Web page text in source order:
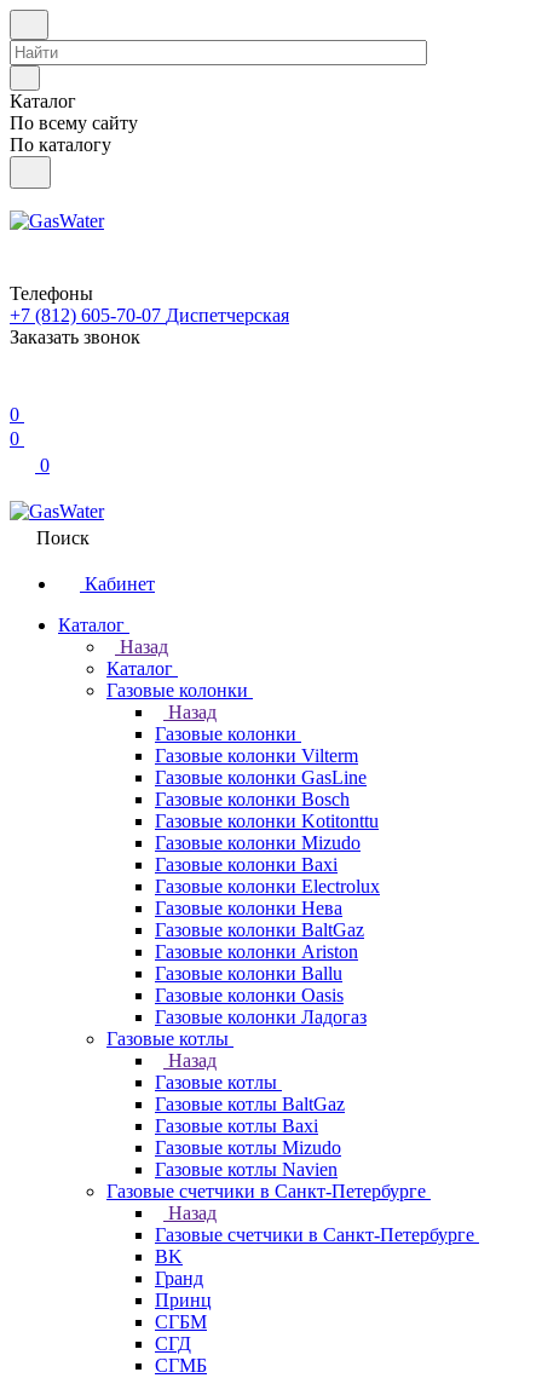
Каталог
По всему сайту
По каталогу
Телефоны
+7 (812) 605-70-07 Диспетчерская
Заказать звонок
0
0
0
Поиск
Кабинет
Каталог
Назад
Каталог
Газовые колонки
Назад
Газовые колонки
Газовые колонки Vilterm
Газовые колонки GasLine
Газовые колонки Bosch
Газовые колонки Kotitonttu
Газовые колонки Mizudo
Газовые колонки Baxi
Газовые колонки Electrolux
Газовые колонки Нева
Газовые колонки BaltGaz
Газовые колонки Ariston
Газовые колонки Ballu
Газовые колонки Oasis
Газовые колонки Ладогаз
Газовые котлы
Назад
Газовые котлы
Газовые котлы BaltGaz
Газовые котлы Baxi
Газовые котлы Mizudo
Газовые котлы Navien
Газовые счетчики в Санкт-Петербурге
Назад
Газовые счетчики в Санкт-Петербурге
BK
Гранд
Принц
СГБМ
СГД
СГМБ